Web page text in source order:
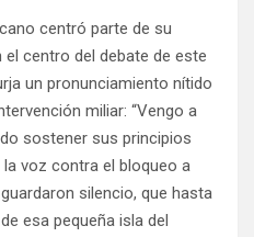
centró parte de su
centro del debate de este
un pronunciamiento nítido
miliar: “Vengo a
sostener sus principios
voz contra el bloqueo a
silencio, que hasta
esa pequeña isla del